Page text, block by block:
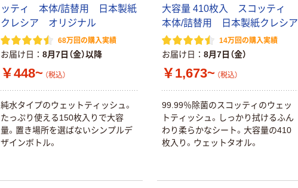
ッティ 本体/詰替用 日本製紙
クレシア オリジナル
68万回の購入実績
お届け日 8月7日（金）以降
￥448~ （税込）
純水タイプのウェットティッシュ。
たっぷり使える150枚入りで大容
量。置き場所を選ばないシンプルデ
ザインボトル。
大容量 410枚入 スコッティ
本体/詰替用 日本製紙クレシア
14万回の購入実績
お届け日 8月7日（金）
￥1,673~ （税込）
99.99％除菌のスコッティのウェッ
トティッシュ。しっかり拭けるふん
わり柔らかなシート。大容量の410
枚入り。ウェットタオル。